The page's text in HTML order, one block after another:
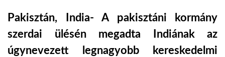
A VILÁG ITTHON
Pakisztán, India- A pakisztáni kormány
szerdai ülésén megadta Indiának az
úgynevezett legnagyobb kereskedelmi